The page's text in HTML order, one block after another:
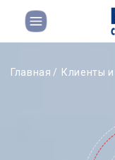
Главная Клиенты